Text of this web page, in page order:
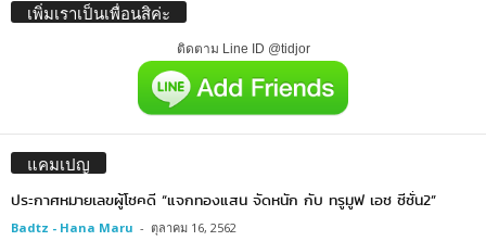
เพิ่มเราเป็นเพื่อนสิค่ะ
ติดตาม Line ID @tidjor
แคมเปญ
ประกาศหมายเลขผู้โชคดี “แจกทองแสน จัดหนัก กับ ทรูมูฟ เอช ซีซั่น2”
Badtz - Hana Maru - ตุลาคม 16, 2562